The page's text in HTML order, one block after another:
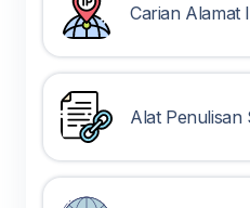
Carian Alamat
Alat Penulisan